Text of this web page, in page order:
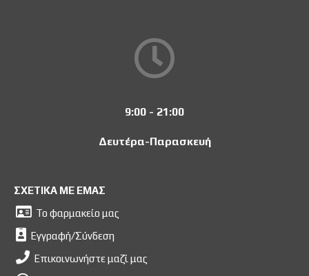
9:00 - 21:00
Δευτέρα-Παρασκευή
ΣΧΕΤΙΚΑ ΜΕ ΕΜΑΣ
Το φαρμακείο μας
Εγγραφή/Σύνδεση
Επικοινωνήστε μαζί μας